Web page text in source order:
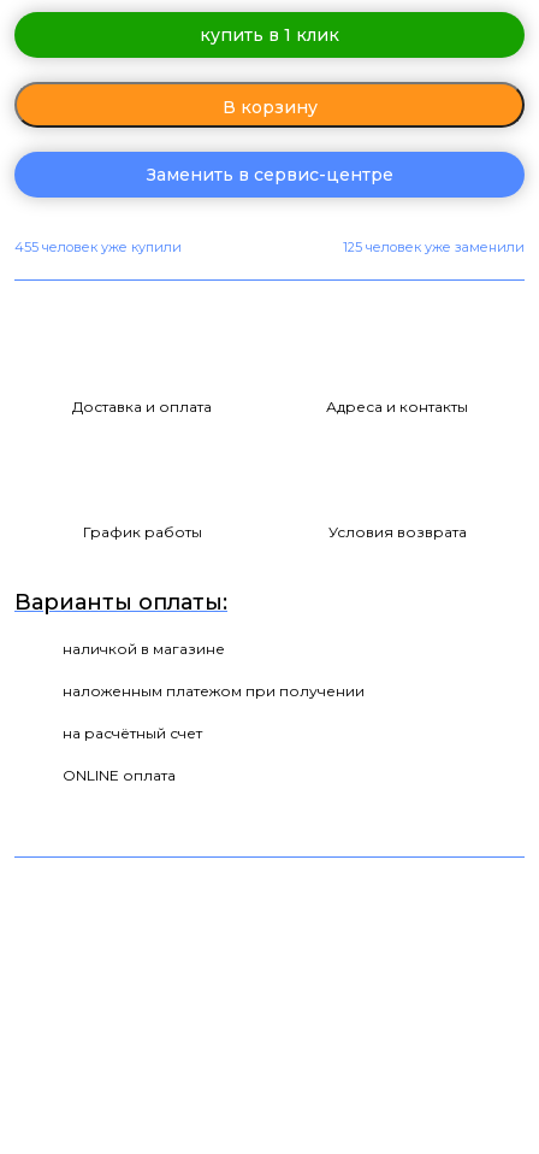
купить в 1 клик
В корзину
Заменить в сервис-центре
455 человек уже купили 125 человек уже заменили
Доставка и оплата Адреса и контакты
График работы Условия возврата
Варианты оплаты:
наличкой в магазине
наложенным платежом при получении
на расчётный счет
ONLINE оплата